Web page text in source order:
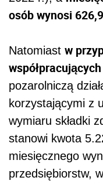
osób wynosi
Natomiast w
współpracujących
pozarolniczą
korzystającymi z
wymiaru składki
stanowi kwota
miesięcznego
przedsiębiorstw,